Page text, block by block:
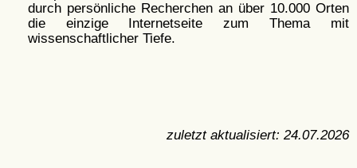
durch persönliche Recherchen an über 10.000 Orten
die einzige Internetseite zum Thema mit
wissenschaftlicher Tiefe.
zuletzt aktualisiert: 24.07.2026